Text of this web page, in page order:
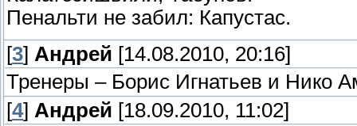
Пенальти не забил: Капустас.
[3] Андрей [14.08.2010, 20:16]
Тренеры – Борис Игнатьев и Нико
[4] Андрей [18.09.2010, 11:02]